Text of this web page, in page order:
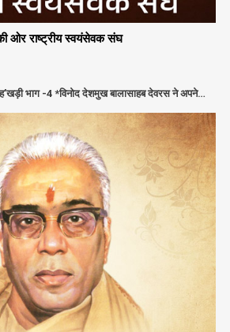
की ओर राष्ट्रीय स्वयंसेवक संघ
भाग -4 *विनोद देशमुख बालासाहब देवरस ने अपने…